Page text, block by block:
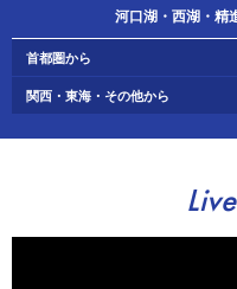
河口湖・西湖・精
首都圏から
関西・東海・その他から